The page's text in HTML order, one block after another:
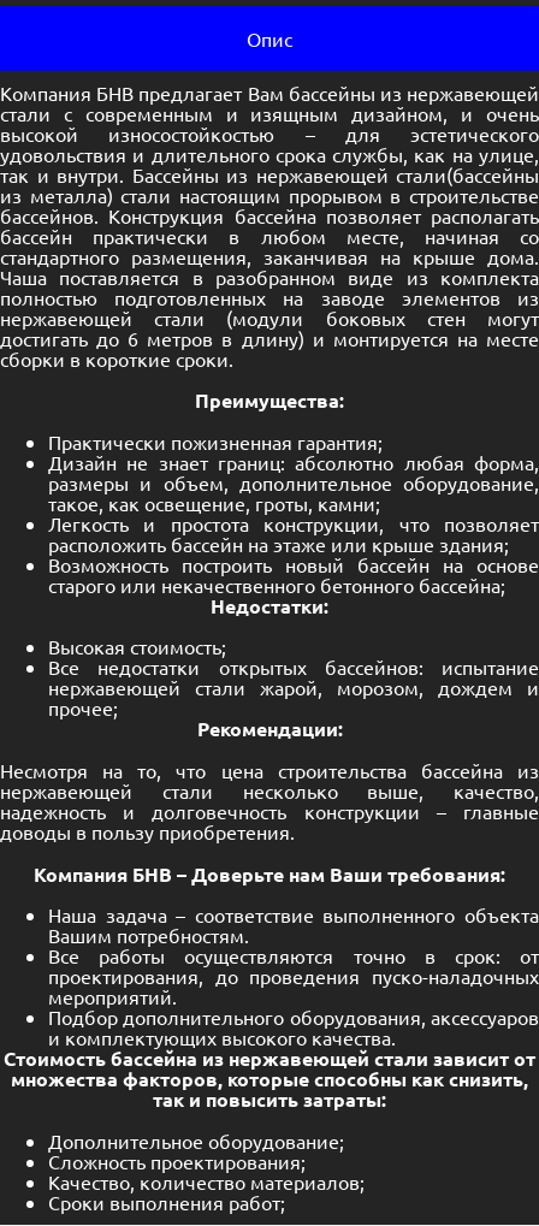
Опис
Компания БНВ предлагает Вам бассейны из нержавеющей
стали с современным и изящным дизайном, и очень
высокой износостойкостью – для эстетического
удовольствия и длительного срока службы, как на улице,
так и внутри. Бассейны из нержавеющей стали(бассейны
из металла) стали настоящим прорывом в строительстве
бассейнов. Конструкция бассейна позволяет располагать
бассейн практически в любом месте, начиная со
стандартного размещения, заканчивая на крыше дома.
Чаша поставляется в разобранном виде из комплекта
полностью подготовленных на заводе элементов из
нержавеющей стали (модули боковых стен могут
достигать до 6 метров в длину) и монтируется на месте
сборки в короткие сроки.
Преимущества:
Практически пожизненная гарантия;
Дизайн не знает границ: абсолютно любая форма,
размеры и объем, дополнительное оборудование,
такое, как освещение, гроты, камни;
Легкость и простота конструкции, что позволяет
расположить бассейн на этаже или крыше здания;
Возможность построить новый бассейн на основе
старого или некачественного бетонного бассейна;
Недостатки:
Высокая стоимость;
Все недостатки открытых бассейнов: испытание
нержавеющей стали жарой, морозом, дождем и
прочее;
Рекомендации:
Несмотря на то, что цена строительства бассейна из
нержавеющей стали несколько выше, качество,
надежность и долговечность конструкции – главные
доводы в пользу приобретения.
Компания БНВ – Доверьте нам Ваши требования:
Наша задача – соответствие выполненного объекта
Вашим потребностям.
Все работы осуществляются точно в срок: от
проектирования, до проведения пуско-наладочных
мероприятий.
Подбор дополнительного оборудования, аксессуаров
и комплектующих высокого качества.
Стоимость бассейна из нержавеющей стали зависит от
множества факторов, которые способны как снизить,
так и повысить затраты:
Дополнительное оборудование;
Сложность проектирования;
Качество, количество материалов;
Сроки выполнения работ;